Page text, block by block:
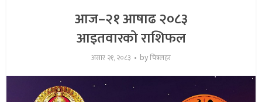
आज–२१ आषाढ २०८३
आइतवारको राशिफल
असार २१, २०८३ byचित्रलहर